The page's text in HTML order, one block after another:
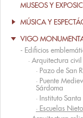
MUSEOS Y
MÚSICA Y
VIGO
- Edificios
· Arquitectura civil
· Pazo de San
· Puente
Sárdoma
· Instituto Santa
· Escuelas Nieto